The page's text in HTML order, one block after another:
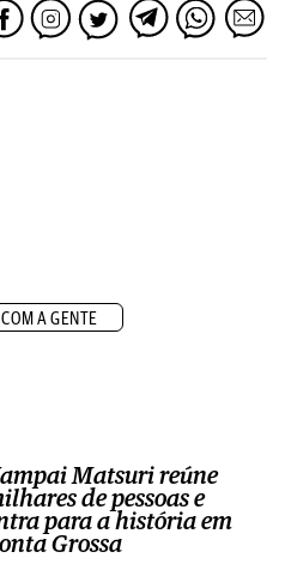
COM A GENTE
Matsuri reúne
de pessoas e
para a história em
Grossa